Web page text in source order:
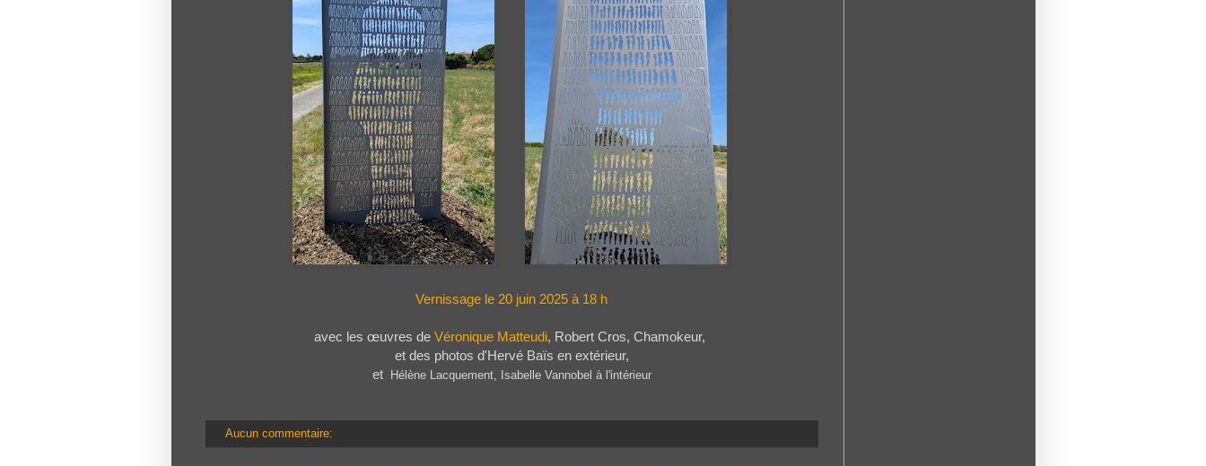
Vernissage le 20 juin 2025 à 18 h
avec les œuvres de Véronique Matteudi, Robert Cros, Chamokeur,
et des photos d'Hervé Baïs en extérieur,
et
Hélène Lacquement, Isabelle Vannobel à l'intérieur
Aucun commentaire: